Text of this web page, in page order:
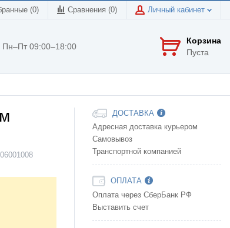
(0) Сравнения (0) Личный кабинет
Пн–Пт 09:00–18:00
Корзина
Пуста
ДОСТАВКА
Адресная доставка курьером
Самовывоз
Транспортной компанией
ОПЛАТА
Оплата через СберБанк РФ
Выставить счет